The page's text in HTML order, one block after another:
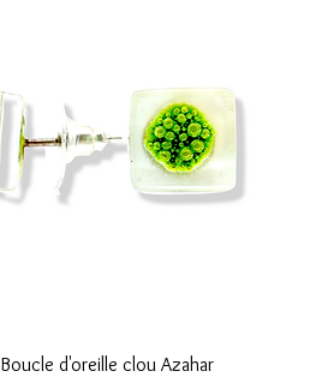
Vista rápida
Boucle d'oreille clou Azahar